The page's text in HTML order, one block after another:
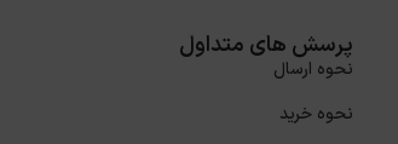
پرسش های متداول
نحوه ارسال
نحوه خرید